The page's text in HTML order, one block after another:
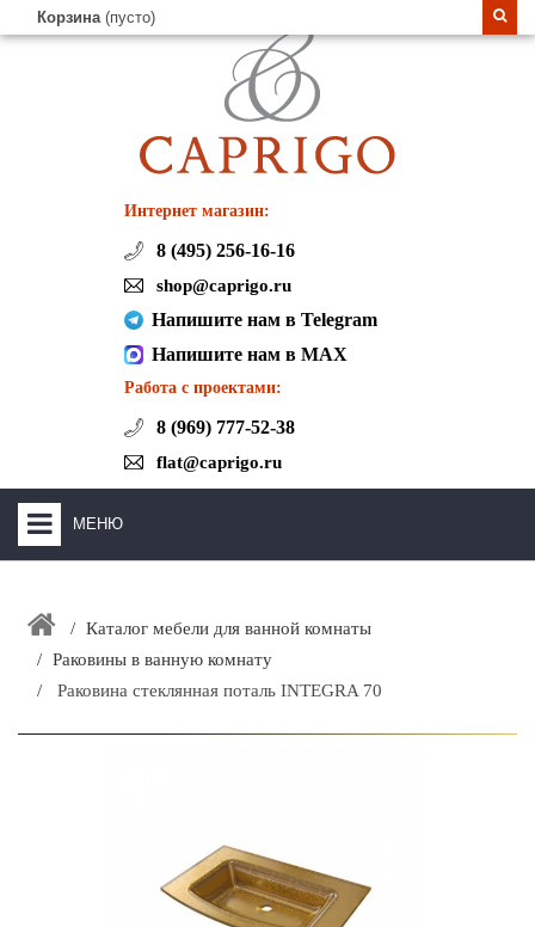
Корзина (пусто)
Интернет магазин:
8 (495) 256-16-16
shop@caprigo.ru
Напишите нам в Telegram
Напишите нам в MAX
Работа с проектами:
8 (969) 777-52-38
flat@caprigo.ru
МЕНЮ
ЗАКАЗАТЬ РАСЧЕТ КУХНИ CAPRIGO
+
Каталог мебели для ванной комнаты
Раковины в ванную комнату
Раковина стеклянная поталь INTEGRA 70